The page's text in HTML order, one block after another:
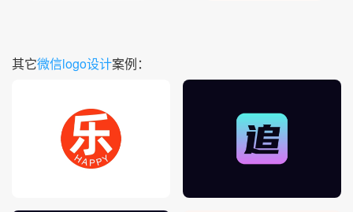
其它微信logo设计案例：